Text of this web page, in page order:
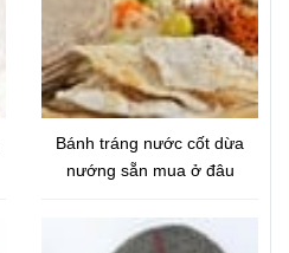
Bánh tráng nước cốt dừa
nướng sẵn mua ở đâu